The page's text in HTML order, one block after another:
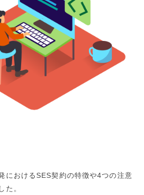
におけるSES契約の特徴や4つの注意
た。